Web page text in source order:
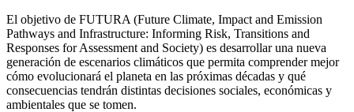
El objetivo de FUTURA (Future Climate, Impact and Emission
Pathways and Infrastructure: Informing Risk, Transitions and
Responses for Assessment and Society) es desarrollar una nueva
generación de escenarios climáticos que permita comprender mejor
cómo evolucionará el planeta en las próximas décadas y qué
consecuencias tendrán distintas decisiones sociales, económicas y
ambientales que se tomen.